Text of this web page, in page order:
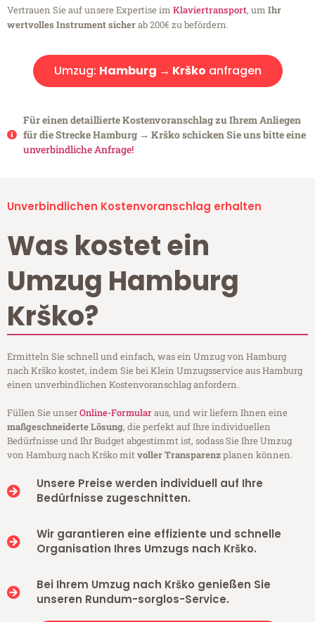
Vertrauen Sie auf unsere Expertise im Klaviertransport, um Ihr
wertvolles Instrument sicherab 200€ zu befördern.
Umzug: Hamburg → Krško anfragen
Für einen detaillierte Kostenvoranschlag zu Ihrem Anliegen
für die Strecke Hamburg → Krško schicken Sie uns bitte eine
unverbindliche Anfrage!
Unverbindlichen Kostenvoranschlag erhalten
Was kostet ein
Umzug Hamburg
Krško?
Ermitteln Sie schnell und einfach, was ein Umzug von Hamburg
nach Krško kostet, indem Sie bei Klein Umzugsservice aus Hamburg
einen unverbindlichen Kostenvoranschlag anfordern.
Füllen Sie unserOnline-Formularaus, und wir liefern Ihnen eine
maßgeschneiderte Lösung, die perfekt auf Ihre individuellen
Bedürfnisse und Ihr Budget abgestimmt ist, sodass Sie Ihre Umzug
von Hamburg nach Krško mitvoller Transparenzplanen können.
Unsere Preise werden individuell auf Ihre
Bedürfnisse zugeschnitten.
Wir garantieren eine effiziente und schnelle
Organisation Ihres Umzugs nach Krško.
Bei Ihrem Umzug nach Krško genießen Sie
unseren Rundum-sorglos-Service.